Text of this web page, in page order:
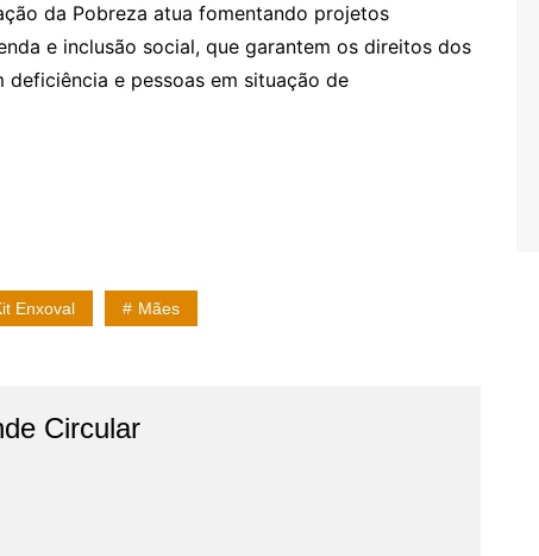
da Pobreza atua fomentando projetos
e inclusão social, que garantem os direitos dos
deficiência e pessoas em situação de
Enxoval Mães
Circular